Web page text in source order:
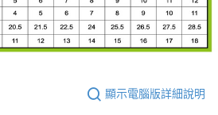
顯示電腦版詳細說明